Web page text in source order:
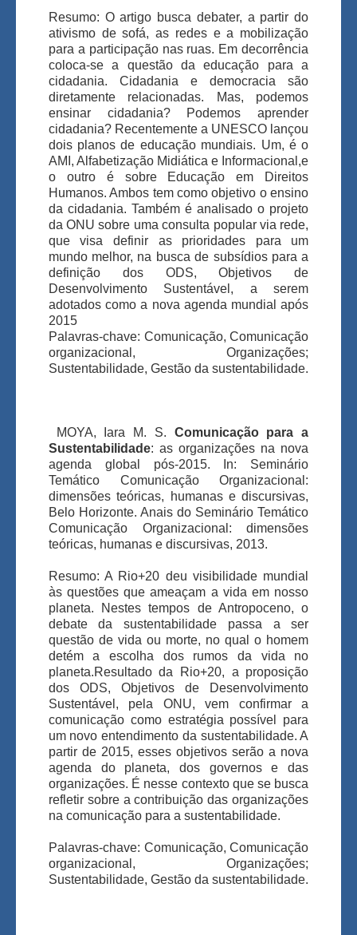
Resumo: O artigo busca debater, a partir do
ativismo de sofá, as redes e a mobilização
para a participação nas ruas. Em decorrência
coloca-se a questão da educação para a
cidadania. Cidadania e democracia são
diretamente relacionadas. Mas, podemos
ensinar cidadania? Podemos aprender
cidadania? Recentemente a UNESCO lançou
dois planos de educação mundiais. Um, é o
AMI, Alfabetização Midiática e Informacional,e
o outro é sobre Educação em Direitos
Humanos. Ambos tem como objetivo o ensino
da cidadania. Também é analisado o projeto
da ONU sobre uma consulta popular via rede,
que visa definir as prioridades para um
mundo melhor, na busca de subsídios para a
definição dos ODS, Objetivos de
Desenvolvimento Sustentável, a serem
adotados como a nova agenda mundial após
2015
Palavras-chave: Comunicação, Comunicação
organizacional, Organizações;
Sustentabilidade, Gestão da sustentabilidade.
MOYA, Iara M. S. Comunicação para a
Sustentabilidade: as organizações na nova
agenda global pós-2015. In: Seminário
Temático Comunicação Organizacional:
dimensões teóricas, humanas e discursivas,
Belo Horizonte. Anais do Seminário Temático
Comunicação Organizacional: dimensões
teóricas, humanas e discursivas, 2013.
Resumo: A Rio+20 deu visibilidade mundial
às questões que ameaçam a vida em nosso
planeta. Nestes tempos de Antropoceno, o
debate da sustentabilidade passa a ser
questão de vida ou morte, no qual o homem
detém a escolha dos rumos da vida no
planeta.Resultado da Rio+20, a proposição
dos ODS, Objetivos de Desenvolvimento
Sustentável, pela ONU, vem confirmar a
comunicação como estratégia possível para
um novo entendimento da sustentabilidade. A
partir de 2015, esses objetivos serão a nova
agenda do planeta, dos governos e das
organizações. É nesse contexto que se busca
refletir sobre a contribuição das organizações
na comunicação para a sustentabilidade.
Palavras-chave: Comunicação, Comunicação
organizacional, Organizações;
Sustentabilidade, Gestão da sustentabilidade.